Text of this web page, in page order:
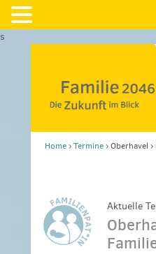
s
Home›Termine›Oberhavel ›
Aktuelle